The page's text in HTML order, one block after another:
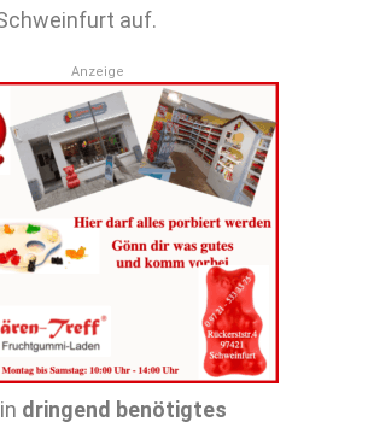
auf.
Anzeige
dringend benötigtes